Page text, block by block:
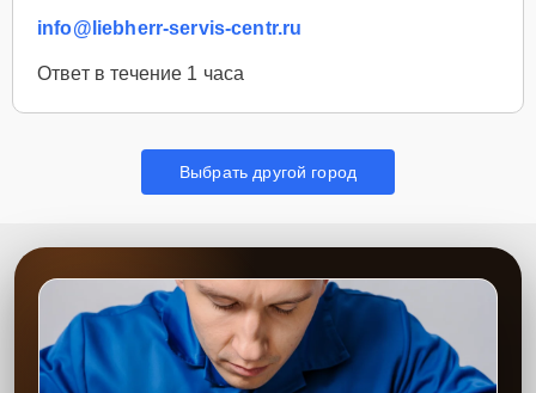
info@liebherr-servis-centr.ru
Ответ в течение 1 часа
Выбрать другой город